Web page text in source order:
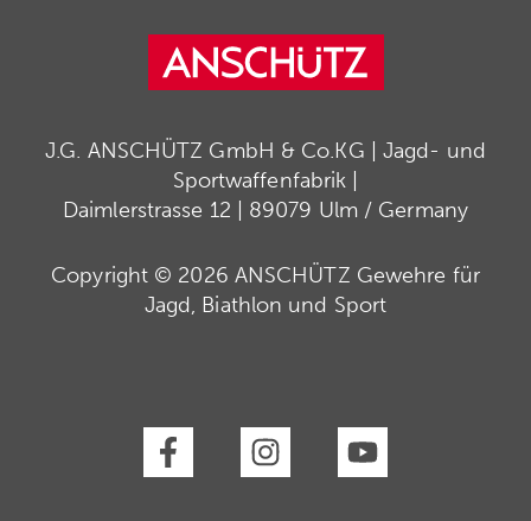
J.G. ANSCHÜTZ GmbH & Co.KG | Jagd- und
Sportwaffenfabrik |
Daimlerstrasse 12 | 89079 Ulm / Germany
Copyright © 2026 ANSCHÜTZ Gewehre für
Jagd, Biathlon und Sport